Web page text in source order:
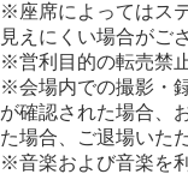
※座席によってはス
見えにくい場合がご
※営利目的の転売禁
※会場内での撮影・
が確認された場合、
た場合、ご退場いた
※音楽および音楽を